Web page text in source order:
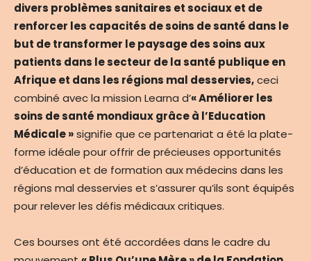
divers problèmes sanitaires et sociaux et de
renforcer les capacités de soins de santé dans le
but de transformer le paysage des soins aux
patients dans le secteur de la santé publique en
Afrique et dans les régions mal desservies,ceci
combiné avec la mission Learna d’« Améliorer les
soins de santé mondiaux grâce à l’Education
Médicale »signifie que ce partenariat a été la plate-
forme idéale pour offrir de précieuses opportunités
d’éducation et de formation aux médecins dans les
régions mal desservies et s’assurer qu’ils sont équipés
pour relever les défis médicaux critiques.
Ces bourses ont été accordées dans le cadre du